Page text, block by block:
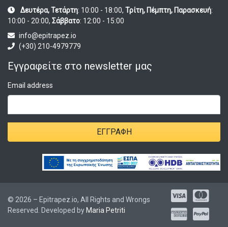
Δευτέρα, Τετάρτη: 10:00 - 18:00, Τρίτη, Πέμπτη, Παρασκευή:
10:00 - 20:00, Σάββατο: 12:00 - 15:00
info@epitrapez.io
(+30) 210-4979779
Εγγραφείτε στο newsletter μας
Email address
ΕΓΓΡΑΦΉ
© 2026 – Epitrapez.io, All Rights and Wrongs
Reserved. Developed by Maria Petriti